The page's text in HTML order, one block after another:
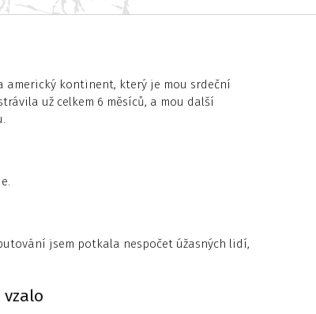
americký kontinent, který je mou srdeční
už celkem 6 měsíců, a mou další
jsem potkala nespočet úžasných lidí,